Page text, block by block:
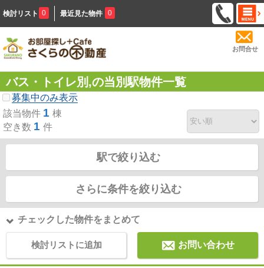
検討リスト 0 最近見た物件 0
お問合せ
バス・トイレ別,の当別駅物件一覧
募集中のみ表示
該当物件 1 棟
空き数 1 件
駅で絞り込む
さらに条件を絞り込む
チェックした物件をまとめて
検討リストに追加 お問い合わせ